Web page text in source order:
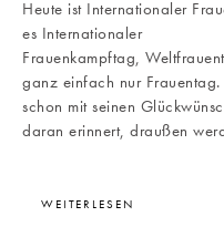
Heute ist Internationaler
es Internationaler
Frauenkampftag,
ganz einfach nur
schon mit seinen
daran erinnert, draußen
WEITERLESEN